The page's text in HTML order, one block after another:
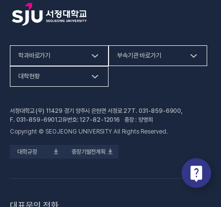
학과바로가기
인문사회계열
공학계열
전문기술석사
부속기관 바로가기
건강증진센터(새 창 열림)
교육혁신지원센터(새 창 열림)
(새 창 열림)
대학현황
대학정보공시(새 창 열림)
업무추진비 사용내역
법정위원회 회의록
대학규정 중장기발전계획
서정대학교 (우) 11429 경기 양주시 은현면 서정로 27T. 031-859-6900
F. 031-859-6901고유번호: 127-82-12016 총장 : 양영희
Copyright © SEOJEONG UNIVERSITY All Rights Reserved.